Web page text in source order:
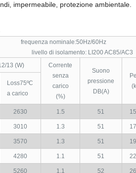
impermeabile, protezione ambientale.
nominale:50Hz/60Hz
di isolamento: LI200 AC85/AC3
13 (W)
Corrente
senza
carico
(%)
Suono
pressione
DB(A)
Loss75ºC
a carico
2630 1.5 51
3010 1.3 51
3570 1.3 51
4280 1.1 51
5260 1.1 52